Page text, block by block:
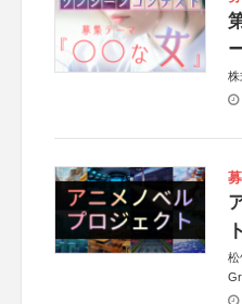
株
ト
松